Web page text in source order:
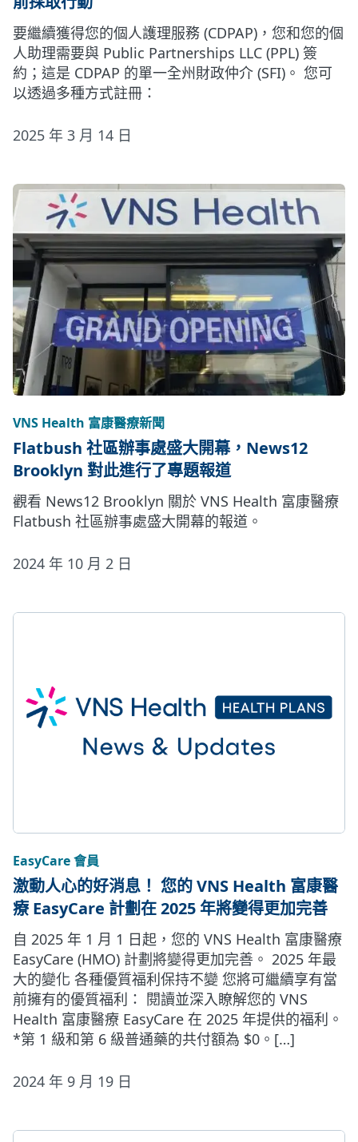
要繼續獲得您的個人護理服務 (CDPAP)，您和您的個
人助理需要與 Public Partnerships LLC (PPL) 簽
約；這是 CDPAP 的單一全州財政仲介 (SFI)。 您可
以透過多種方式註冊：
2025 年 3 月 14 日
VNS Health 富康醫療新聞
Flatbush 社區辦事處盛大開幕，News12
Brooklyn 對此進行了專題報道
觀看 News12 Brooklyn 關於 VNS Health 富康醫療
Flatbush 社區辦事處盛大開幕的報道。
2024 年 10 月 2 日
EasyCare 會員
激動人心的好消息！ 您的 VNS Health 富康醫
療 EasyCare 計劃在 2025 年將變得更加完善
自 2025 年 1 月 1 日起，您的 VNS Health 富康醫療
EasyCare (HMO) 計劃將變得更加完善。 2025 年最
大的變化 各種優質福利保持不變 您將可繼續享有當
前擁有的優質福利： 閱讀並深入瞭解您的 VNS
Health 富康醫療 EasyCare 在 2025 年提供的福利。
*第 1 級和第 6 級普通藥的共付額為 $0。[…]
2024 年 9 月 19 日